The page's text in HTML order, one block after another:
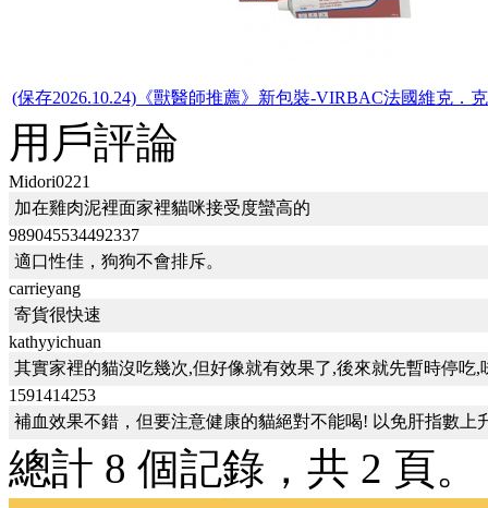
(保存2026.10.24)《獸醫師推薦》新包裝-VIRBAC法國維克．
用戶評論
Midori0221
加在雞肉泥裡面家裡貓咪接受度蠻高的
989045534492337
適口性佳，狗狗不會排斥。
carrieyang
寄貨很快速
kathyyichuan
其實家裡的貓沒吃幾次,但好像就有效果了,後來就先暫時停吃,
1591414253
補血效果不錯，但要注意健康的貓絕對不能喝! 以免肝指數上
總計 8 個記錄，共 2 頁。